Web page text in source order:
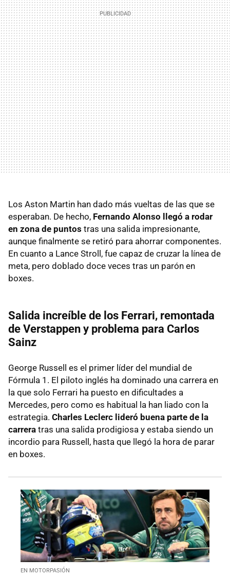
Los Aston Martin han dado más vueltas de las que se
esperaban. De hecho, Fernando Alonso llegó a rodar
en zona de puntos tras una salida impresionante,
aunque finalmente se retiró para ahorrar componentes.
En cuanto a Lance Stroll, fue capaz de cruzar la línea de
meta, pero doblado doce veces tras un parón en
boxes.
Salida increíble de los Ferrari, remontada
de Verstappen y problema para Carlos
Sainz
George Russell es el primer líder del mundial de
Fórmula 1. El piloto inglés ha dominado una carrera en
la que solo Ferrari ha puesto en dificultades a
Mercedes, pero como es habitual la han liado con la
estrategia. Charles Leclerc lideró buena parte de la
carrera tras una salida prodigiosa y estaba siendo un
incordio para Russell, hasta que llegó la hora de parar
en boxes.
EN MOTORPASIÓN